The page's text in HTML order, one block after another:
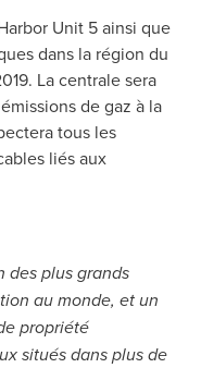
Unit 5 ainsi que
dans la région du
La centrale sera
de gaz à la
tous les
liés aux
des plus grands
au monde, et un
propriété
situés dans plus de